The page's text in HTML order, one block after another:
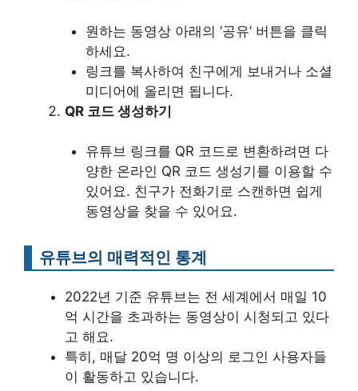
원하는 동영상 아래의 ‘공유’ 버튼을 클릭
하세요.
링크를 복사하여 친구에게 보내거나 소셜
미디어에 올리면 됩니다.
QR 코드 생성하기
유튜브 링크를 QR 코드로 변환하려면 다
양한 온라인 QR 코드 생성기를 이용할 수
있어요. 친구가 전화기로 스캔하면 쉽게
동영상을 찾을 수 있어요.
유튜브의 매력적인 통계
2022년 기준 유튜브는 전 세계에서 매일 10
억 시간을 초과하는 동영상이 시청되고 있다
고 해요.
특히, 매달 20억 명 이상의 로그인 사용자들
이 활동하고 있습니다.